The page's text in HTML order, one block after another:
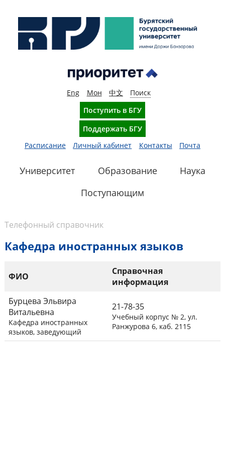
Eng Мон 中文
Поиск
Поступить в БГУ
Поддержать БГУ
Расписание
Личный кабинет Контакты Почта
Университет Образование
Наука
Поступающим
Телефонный справочник
Кафедра иностранных языков
ФИО
Справочная
информация
Бурцева Эльвира
Витальевна
Кафедра иностранных
языков, заведующий
21-78-35
Учебный корпус № 2, ул.
Ранжурова 6, каб. 2115